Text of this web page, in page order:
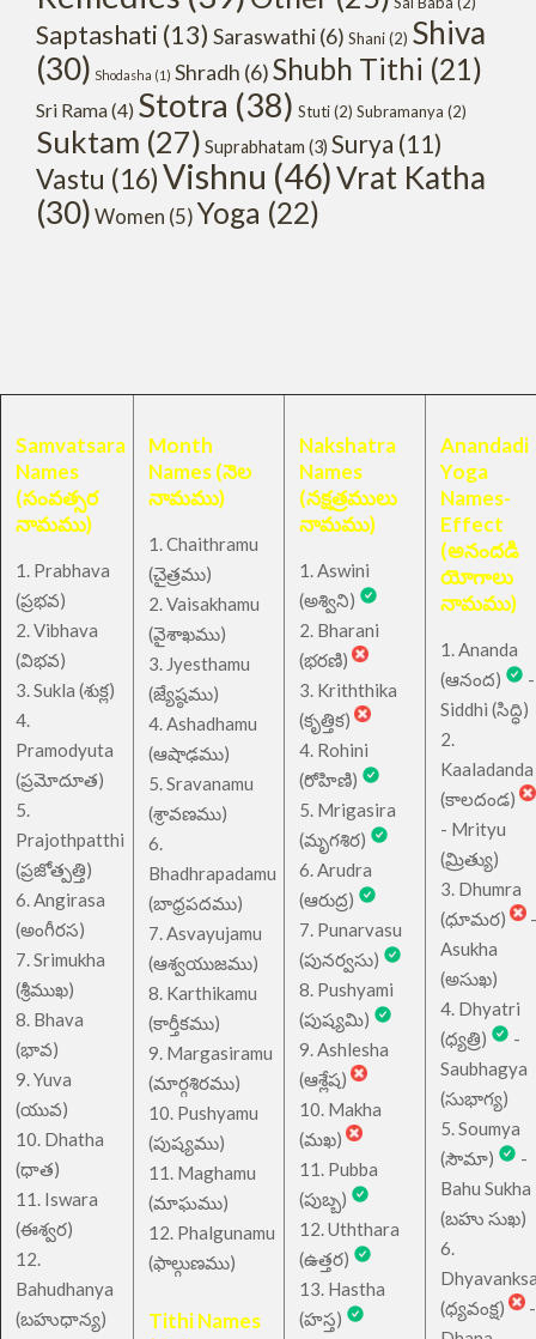
Saptashati (13) Saraswathi(6) Shani(2) Shiva
(30) Shodasha (1) Shradh (6)Shubh Tithi (21)
Sri Rama(4) Stotra (38) Stuti(2) Subramanya (2)
Suktam (27) Suprabhatam (3) Surya (11)
Vastu (16)Vishnu (46)Vrat Katha
(30)Women (5)Yoga (22)
Samvatsara
Names
(సంవత్సర
నామము)
1. Prabhava
(ప్రభవ)
2. Vibhava
(విభవ)
3. Sukla (శుక్ల)
4.
Pramodyuta
(ప్రమోదూత)
5.
Prajothpatthi
(ప్రజోత్పత్తి)
6. Angirasa
(అంగీరస)
7. Srimukha
(శ్రీముఖ)
8. Bhava
(భావ)
9. Yuva
(యువ)
10. Dhatha
(ధాత)
11. Iswara
(ఈశ్వర)
12.
Bahudhanya
(బహుధాన్య)
Month
Names (నెల
నామము)
1. Chaithramu
(చైత్రము)
2. Vaisakhamu
(వైశాఖము)
3. Jyesthamu
(జ్యేష్ఠము)
4. Ashadhamu
(ఆషాఢము)
5. Sravanamu
(శ్రావణము)
6.
Bhadhrapadamu
(బాధ్రపదము)
7. Asvayujamu
(ఆశ్వయుజము)
8. Karthikamu
(కార్తీకము)
9. Margasiramu
(మార్గశిరము)
10. Pushyamu
(పుష్యము)
11. Maghamu
(మాఘము)
12. Phalgunamu
(ఫాల్గుణము)
Tithi Names
Nakshatra
Names
(నక్షత్రములు
నామము)
1. Aswini
(అశ్విని)
2. Bharani
(భరణి)
3. Kriththika
(కృత్తిక)
4. Rohini
(రోహిణి)
5. Mrigasira
(మృగశిర)
6. Arudra
(ఆరుద్ర)
7. Punarvasu
(పునర్వసు)
8. Pushyami
(పుష్యమి)
9. Ashlesha
(ఆశ్లేష)
10. Makha
(మఖ)
11. Pubba
(పుబ్బ)
12. Uththara
(ఉత్తర)
13. Hastha
(హస్త)
Anandadi
Yoga
Names-
Effect
(అనందడి
యోగాలు
నామము)
1. Ananda
(ఆనంద)
-
Siddhi (సిద్ధి)
2.
Kaaladanda
(కాలదండ)
- Mrityu
(మ్రిత్యు)
3. Dhumra
(ధూమర)
-
Asukha
(అసుఖ)
4. Dhyatri
(ధ్యత్రి)
-
Saubhagya
(సుభాగ్య)
5. Soumya
(సౌమా)
-
Bahu Sukha
(బహు సుఖ)
6.
(ధ్యవంక్ష)
-